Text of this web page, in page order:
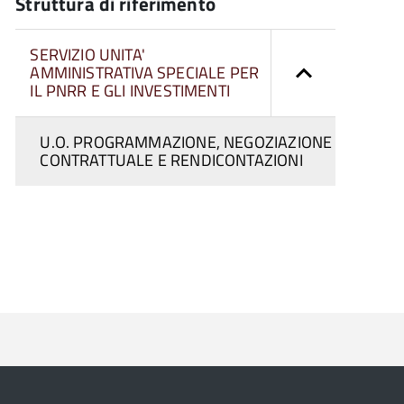
SERVIZIO UNITA'
AMMINISTRATIVA SPECIALE PER
IL PNRR E GLI INVESTIMENTI
U.O. PROGRAMMAZIONE, NEGOZIAZIONE
CONTRATTUALE E RENDICONTAZIONI